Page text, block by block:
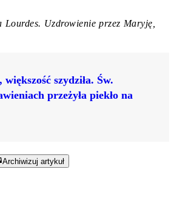
Uzdrowienie przez Maryję,
szydziła. Św.
przeżyła piekło na
Archiwizuj artykuł